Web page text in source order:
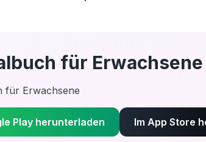
für Erwachsene
für Erwachsene
Play herunterladen Im App Store